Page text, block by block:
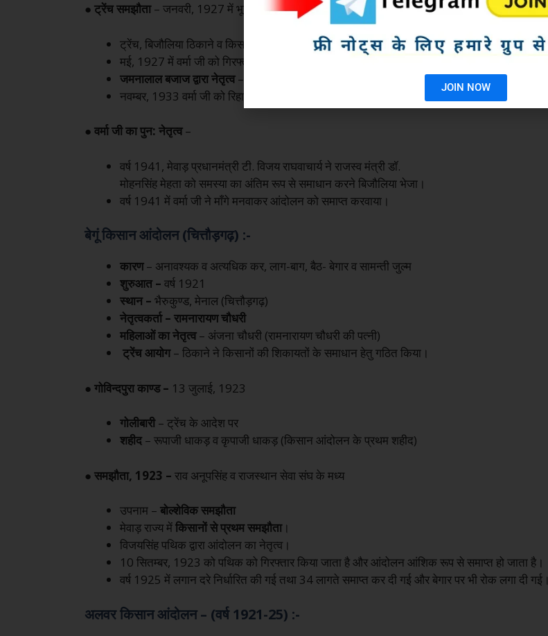
● ट्रेंच समझौता– जनवरी, 1927 में भूमि बंदोबस्त अधिकारी ट्रेंच मेवाड़ आए।
ट्रेंच, बिजौलिया ठिकाने व किसानों के मध्य समझौते के तहत 17 प्रकार की लाग बाग समाप्त की गई।
मई, 1927 में वर्मा जी को गिरफ्तार कर पुन: लाग-बाग स्थापित की।
जमनालाल बजाज द्वारा नेतृत्व– वर्ष 1927, सहयोगी – हरिभाऊ उपाध्याय।
नवम्बर, 1933 वर्मा जी को रिहा कर दिया लेकिन मेवाड़ से निष्कासित कर दिया।
● वर्मा जी का पुन: नेतृत्व–
वर्ष 1941, मेवाड़ प्रधानमंत्री टी. विजय राघवाचार्य ने राजस्व मंत्री डॉ.
मोहनसिंह मेहता को समस्या का अंतिम रूप से समाधान करने बिजौलिया भेजा।
वर्ष 1941 में वर्मा जी ने माँगे मनवाकर आंदोलन को समाप्त करवाया।
बेगूं किसान आंदोलन (चित्तौड़गढ़) :-
कारण– अनावश्यक व अत्यधिक कर, लाग-बाग, बैठ- बेगार व सामन्ती जुल्म
शुरुआत – वर्ष 1921
स्थान – भैरुकुण्ड, मेनाल (चित्तौड़गढ़)
नेतृत्वकर्ता – रामनारायण चौधरी
महिलाओंकानेतृत्व– अंजना चौधरी (रामनारायण चौधरी की पत्नी)
ट्रेंचआयोग– ठिकाने ने किसानों की शिकायतों के समाधान हेतु गठित किया।
● गोविन्दपुरा काण्ड – 13 जुलाई, 1923
गोलीबारी– ट्रेंच के आदेश पर
शहीद – रूपाजी धाकड़ व कृपाजी धाकड़ (किसान आंदोलन के प्रथम शहीद)
● समझौता, 1923 – राव अनूपसिंह व राजस्थान सेवा संघ के मध्य
उपनाम – बोल्शेविक समझौता
मेवाड़ राज्य मेंकिसानोंसेप्रथमसमझौता।
विजयसिंह पथिक द्वारा आंदोलन का नेतृत्व।
10 सितम्बर, 1923 को पथिक को गिरफ्तार किया जाता है और आंदोलन आंशिक रूप से समाप्त हो जाता है।
वर्ष 1925 में लगान दरे निर्धारित की गई तथा 34 लागते समाप्त कर दी गई और बेगार पर भी रोक लगा दी गई।
अलवर किसान आंदोलन – (वर्ष 1921-25) :-
JOIN NOW